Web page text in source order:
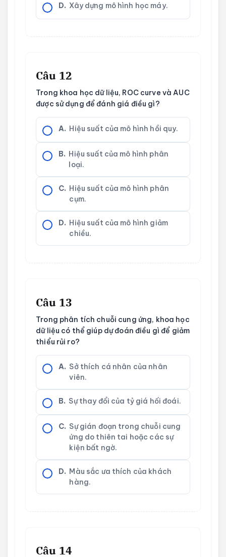
D. Xây dựng mô hình học máy.
Câu 12
Trong khoa học dữ liệu, ROC curve và AUC
được sử dụng để đánh giá điều gì?
A. Hiệu suất của mô hình hồi quy.
B. Hiệu suất của mô hình phân
loại.
C. Hiệu suất của mô hình phân
cụm.
D. Hiệu suất của mô hình giảm
chiều.
Câu 13
Trong phân tích chuỗi cung ứng, khoa học
dữ liệu có thể giúp dự đoán điều gì để giảm
thiểu rủi ro?
A. Sở thích cá nhân của nhân
viên.
B. Sự thay đổi của tỷ giá hối đoái.
C. Sự gián đoạn trong chuỗi cung
ứng do thiên tai hoặc các sự
kiện bất ngờ.
D. Màu sắc ưa thích của khách
hàng.
Câu 14